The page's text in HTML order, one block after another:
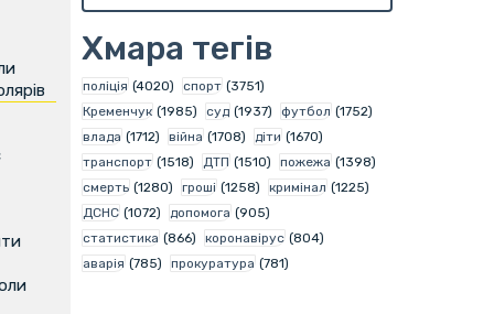
Хмара тегів
поліція (4020) спорт (3751)
Кременчук (1985) суд (1937) футбол (1752)
влада (1712) війна (1708) діти (1670)
транспорт (1518) ДТП (1510) пожежа (1398)
смерть (1280) гроші (1258) кримінал (1225)
ДСНС (1072) допомога (905)
статистика (866) коронавірус (804)
аварія (785) прокуратура (781)